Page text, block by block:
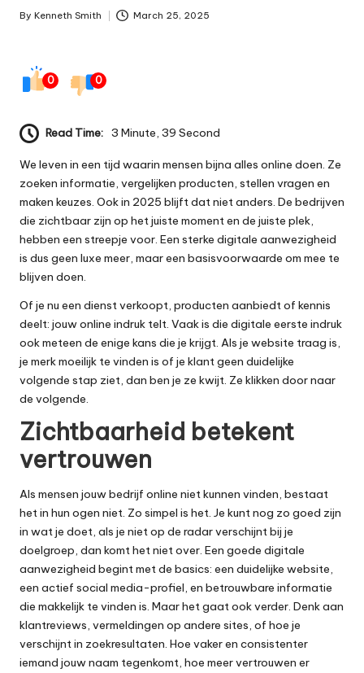
Posted
By Kenneth Smith March 25, 2025
0 0
Read Time: 3 Minute, 39 Second
We leven in een tijd waarin mensen bijna alles online doen. Ze
zoeken informatie, vergelijken producten, stellen vragen en
maken keuzes. Ook in 2025 blijft dat niet anders. De bedrijven
die zichtbaar zijn op het juiste moment en de juiste plek,
hebben een streepje voor. Een sterke digitale aanwezigheid
is dus geen luxe meer, maar een basisvoorwaarde om mee te
blijven doen.
Of je nu een dienst verkoopt, producten aanbiedt of kennis
deelt: jouw online indruk telt. Vaak is die digitale eerste indruk
ook meteen de enige kans die je krijgt. Als je website traag is,
je merk moeilijk te vinden is of je klant geen duidelijke
volgende stap ziet, dan ben je ze kwijt. Ze klikken door naar
de volgende.
Zichtbaarheid betekent
vertrouwen
Als mensen jouw bedrijf online niet kunnen vinden, bestaat
het in hun ogen niet. Zo simpel is het. Je kunt nog zo goed zijn
in wat je doet, als je niet op de radar verschijnt bij je
doelgroep, dan komt het niet over. Een goede digitale
aanwezigheid begint met de basics: een duidelijke website,
een actief social media-profiel, en betrouwbare informatie
die makkelijk te vinden is. Maar het gaat ook verder. Denk aan
klantreviews, vermeldingen op andere sites, of hoe je
verschijnt in zoekresultaten. Hoe vaker en consistenter
iemand jouw naam tegenkomt, hoe meer vertrouwen er